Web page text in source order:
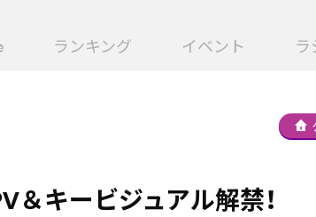
ランキング イベント ラ
キービジュアル解禁！